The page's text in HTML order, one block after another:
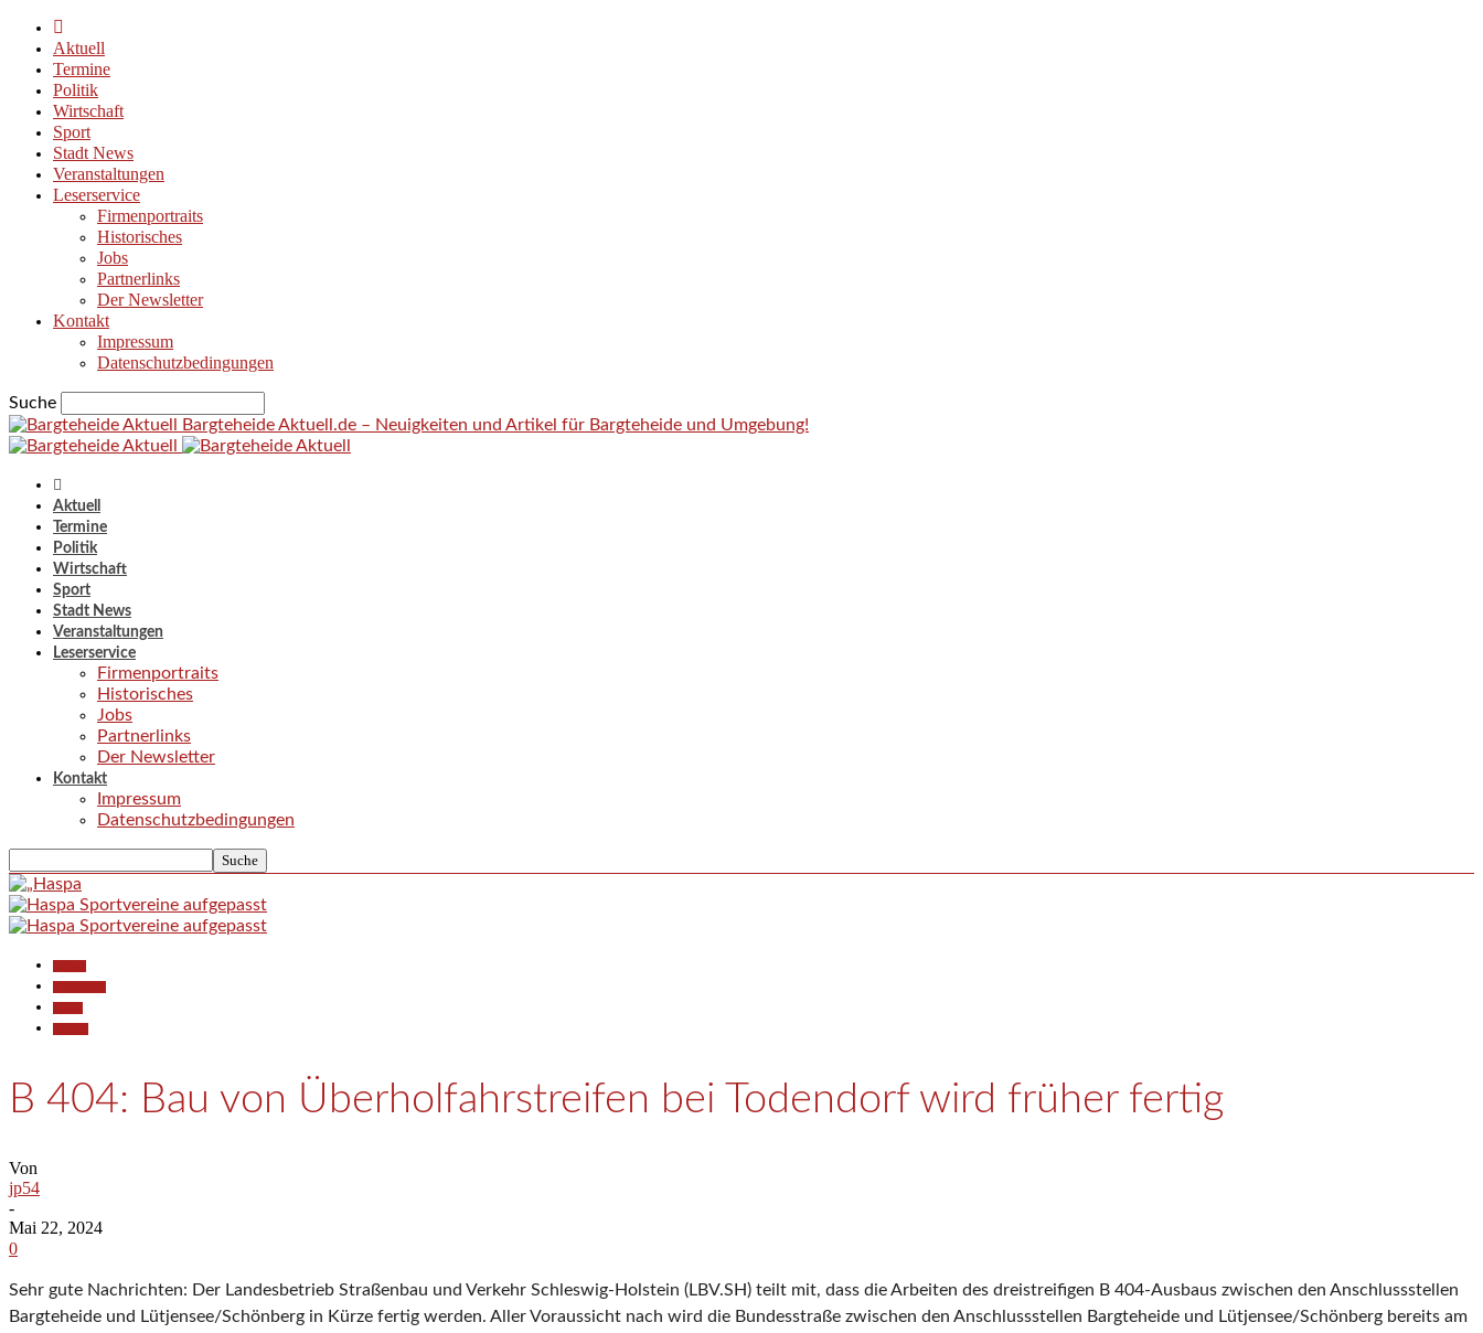
Aktuell
Termine
Politik
Wirtschaft
Sport
Stadt News
Veranstaltungen
Leserservice
Firmenportraits
Historisches
Jobs
Partnerlinks
Der Newsletter
Kontakt
Impressum
Datenschutzbedingungen
Suche
Bargteheide Aktuell.de – Neuigkeiten und Artikel für Bargteheide und Umgebung!
Aktuell
Termine
Politik
Wirtschaft
Sport
Stadt News
Veranstaltungen
Leserservice
Firmenportraits
Historisches
Jobs
Partnerlinks
Der Newsletter
Kontakt
Impressum
Datenschutzbedingungen
B 404: Bau von Überholfahrstreifen bei Todendorf wird früher fertig
Von
jp54
-
Mai 22, 2024
0
Sehr gute Nachrichten: Der Landesbetrieb Straßenbau und Verkehr Schleswig-Holstein (LBV.SH) teilt mit, dass die Arbeiten des dreistreifigen B 404-Ausbaus zwischen den Anschlussstellen
Bargteheide und Lütjensee/Schönberg in Kürze fertig werden. Aller Voraussicht nach wird die Bundesstraße zwischen den Anschlussstellen Bargteheide und Lütjensee/Schönberg bereits am